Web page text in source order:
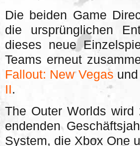
Die beiden Game
die ursprünglichen
dieses neue
Teams erneut
Fallout: New Vegas und
II.
The Outer Worlds
endenden
System, die Xbox One